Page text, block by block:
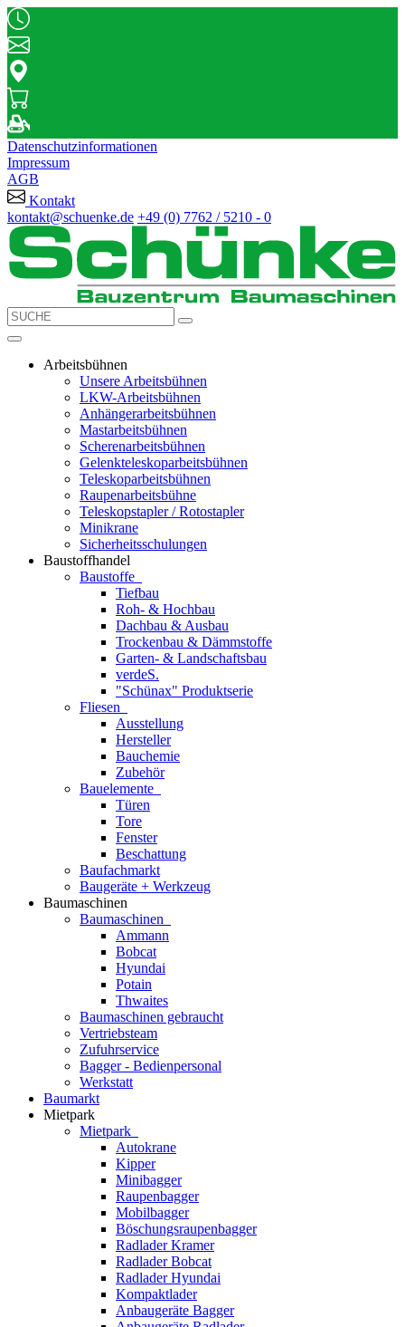
Datenschutzinformationen
Impressum
AGB
Kontakt
kontakt@schuenke.de +49 (0) 7762 / 5210 - 0
Arbeitsbühnen
Unsere Arbeitsbühnen
LKW-Arbeitsbühnen
Anhängerarbeitsbühnen
Mastarbeitsbühnen
Scherenarbeitsbühnen
Gelenkteleskoparbeitsbühnen
Teleskoparbeitsbühnen
Raupenarbeitsbühne
Teleskopstapler / Rotostapler
Minikrane
Sicherheitsschulungen
Baustoffhandel
Baustoffe
Tiefbau
Roh- & Hochbau
Dachbau & Ausbau
Trockenbau & Dämmstoffe
Garten- & Landschaftsbau
verdeS.
"Schünax" Produktserie
Fliesen
Ausstellung
Hersteller
Bauchemie
Zubehör
Bauelemente
Türen
Tore
Fenster
Beschattung
Baufachmarkt
Baugeräte + Werkzeug
Baumaschinen
Baumaschinen
Ammann
Bobcat
Hyundai
Potain
Thwaites
Baumaschinen gebraucht
Vertriebsteam
Zufuhrservice
Bagger - Bedienpersonal
Werkstatt
Baumarkt
Mietpark
Mietpark
Autokrane
Kipper
Minibagger
Raupenbagger
Mobilbagger
Böschungsraupenbagger
Radlader Kramer
Radlader Bobcat
Radlader Hyundai
Kompaktlader
Anbaugeräte Bagger